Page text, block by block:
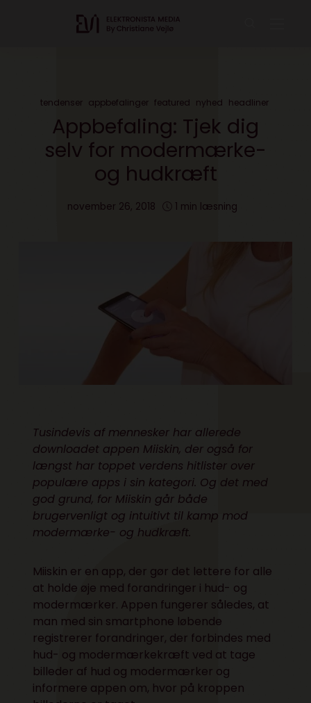
tendenser appbefalinger featured nyhed headliner
Appbefaling: Tjek dig
selv for modermærke-
og hudkræft
november 26, 2018 1 min læsning
Tusindevis af mennesker har allerede
downloadet appen Miiskin, der også for
længst har toppet verdens hitlister over
populære apps i sin kategori. Og det med
god grund, for Miiskin går både
brugervenligt og intuitivt til kamp mod
modermærke- og hudkræft.
Miiskin er en app, der gør det lettere for alle
at holde øje med forandringer i hud- og
modermærker. Appen fungerer således, at
man med sin smartphone løbende
registrerer forandringer, der forbindes med
hud- og modermærkekræft ved at tage
billeder af hud og modermærker og
informere appen om, hvor på kroppen